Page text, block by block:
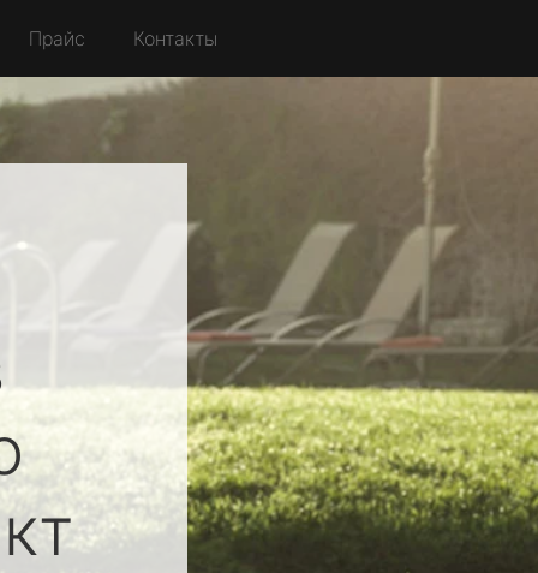
Прайс Контакты